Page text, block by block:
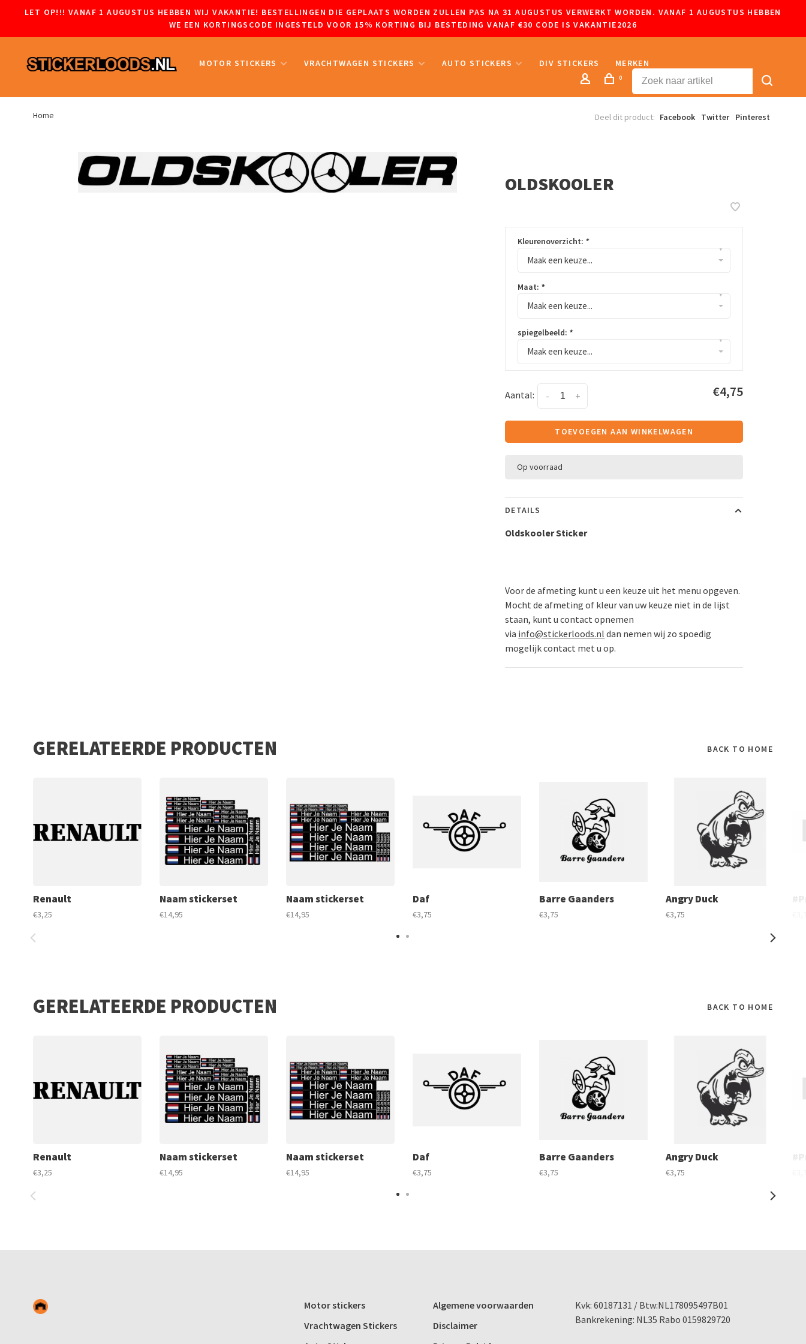
LET OP!!! VANAF 1 AUGUSTUS HEBBEN WIJ VAKANTIE! BESTELLINGEN DIE GEPLAATS WORDEN ZULLEN PAS NA 31 AUGUSTUS VERWERKT WORDEN. VANAF 1 AUGUSTUS HEBBEN
WE EEN KORTINGSCODE INGESTELD VOOR 15% KORTING BIJ BESTEDING VANAF €30 CODE IS VAKANTIE2026
MOTOR STICKERS VRACHTWAGEN STICKERS AUTO STICKERS DIV STICKERS MERKEN
0
Home Deel dit product: Facebook Twitter Pinterest
OLDSKOOLER
Kleurenoverzicht: *
Maak een keuze...
▾
Maat: *
Maak een keuze...
▾
spiegelbeeld: *
Maak een keuze...
▾
Aantal: +
- €4,75
TOEVOEGEN AAN WINKELWAGEN
Op voorraad
DETAILS
Oldskooler Sticker
Voor de afmeting kunt u een keuze uit het menu opgeven.
Mocht de afmeting of kleur van uw keuze niet in de lijst
staan, kunt u contact opnemen
via info@stickerloods.nl dan nemen wij zo spoedig
mogelijk contact met u op.
GERELATEERDE PRODUCTEN BACK TO HOME
Renault
€3,25
Naam stickerset
€14,95
Naam stickerset
€14,95
Daf
€3,75
Barre Gaanders
€3,75
Angry Duck
€3,75
GERELATEERDE PRODUCTEN BACK TO HOME
Renault
€3,25
Naam stickerset
€14,95
Naam stickerset
€14,95
Daf
€3,75
Barre Gaanders
€3,75
Angry Duck
€3,75
Motor stickers
Vrachtwagen Stickers
Algemene voorwaarden
Disclaimer
Kvk: 60187131 / Btw:NL178095497B01
Bankrekening: NL35 Rabo 0159829720